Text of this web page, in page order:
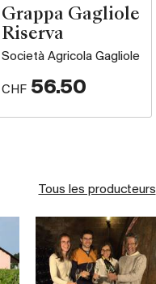
Grappa Gagliole
Riserva
Società Agricola Gagliole
CHF 56.50
Tous les producteurs